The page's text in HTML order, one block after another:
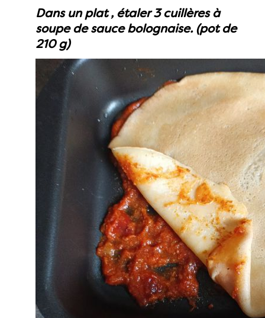
Dans un plat , étaler 3 cuillères à
soupe de sauce bolognaise. (pot de
210 g)